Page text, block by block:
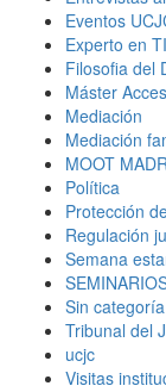
Eventos
Experto en
Filosofia del
Máster
Mediación
Mediación
MOOT
Política
Protección
Regulación
Semana
Sin categoría
Tribunal del
ucjc
Visitas